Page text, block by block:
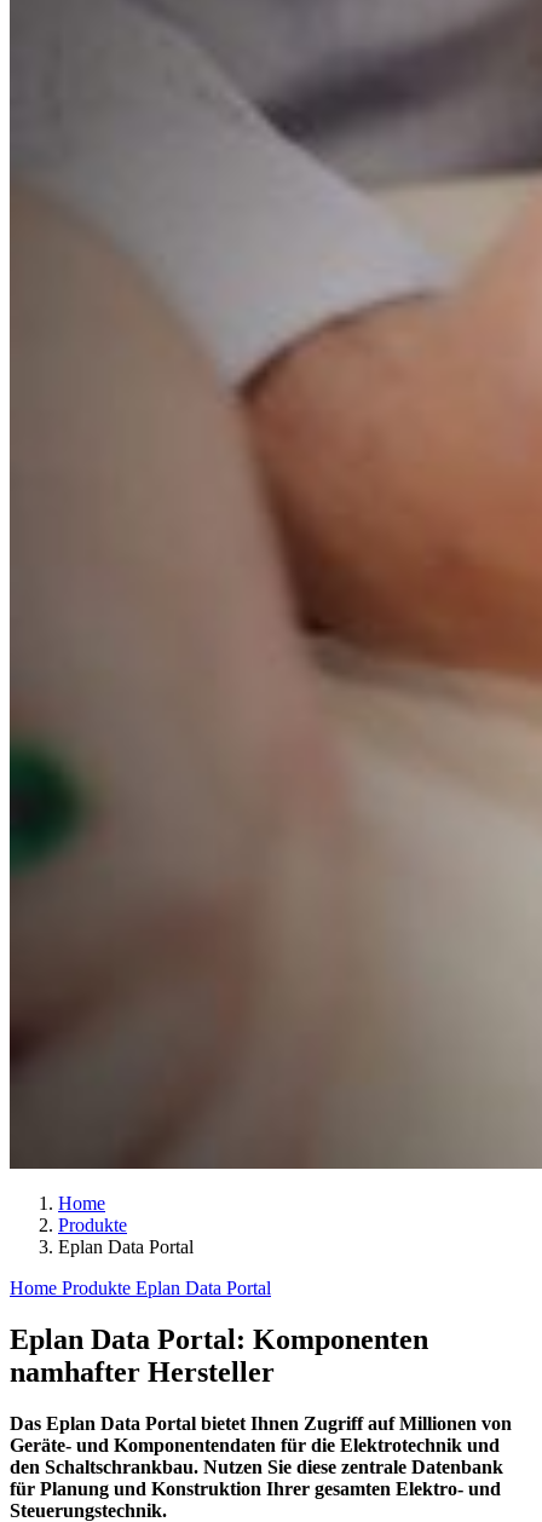
Home
Produkte
Eplan Data Portal
Home Produkte Eplan Data Portal
Eplan Data Portal: Komponenten
namhafter Hersteller
Das Eplan Data Portal bietet Ihnen Zugriff auf Millionen von
Geräte- und Komponentendaten für die Elektrotechnik und
den Schaltschrankbau. Nutzen Sie diese zentrale Datenbank
für Planung und Konstruktion Ihrer gesamten Elektro- und
Steuerungstechnik.